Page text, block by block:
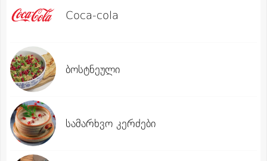
Coca-cola
ბოსტნეული
სამარხვო კერძები